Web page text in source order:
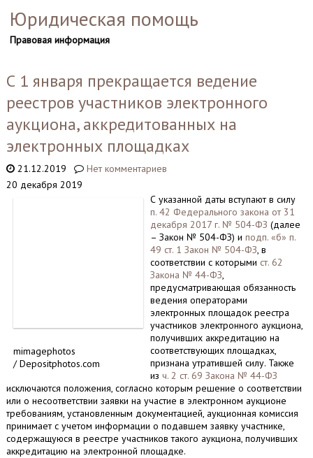
Юридическая помощь
Правовая информация
С 1 января прекращается ведение
реестров участников электронного
аукциона, аккредитованных на
электронных площадках
21.12.2019
Нет комментариев
20 декабря 2019
mimagephotos
/ Depositphotos.com
С указанной даты вступают в силу
п. 42 Федерального закона от 31
декабря 2017 г. № 504-ФЗ (далее
– Закон № 504-ФЗ) и подп. «б» п.
49 ст. 1 Закон № 504-ФЗ, в
соответствии с которыми ст. 62
Закона № 44-ФЗ,
предусматривающая обязанность
ведения операторами
электронных площадок реестра
участников электронного аукциона,
получивших аккредитацию на
соответствующих площадках,
признана утратившей силу. Также
из ч. 2 ст. 69 Закона № 44-ФЗ
исключаются положения, согласно которым решение о соответствии
или о несоответствии заявки на участие в электронном аукционе
требованиям, установленным документацией, аукционная комиссия
принимает с учетом информации о подавшем заявку участнике,
содержащуюся в реестре участников такого аукциона, получивших
аккредитацию на электронной площадке.